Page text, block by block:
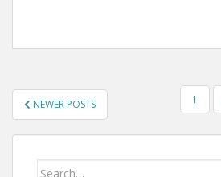
STRONICOWANIE
WPISÓW
NEWER POSTS 1
Search